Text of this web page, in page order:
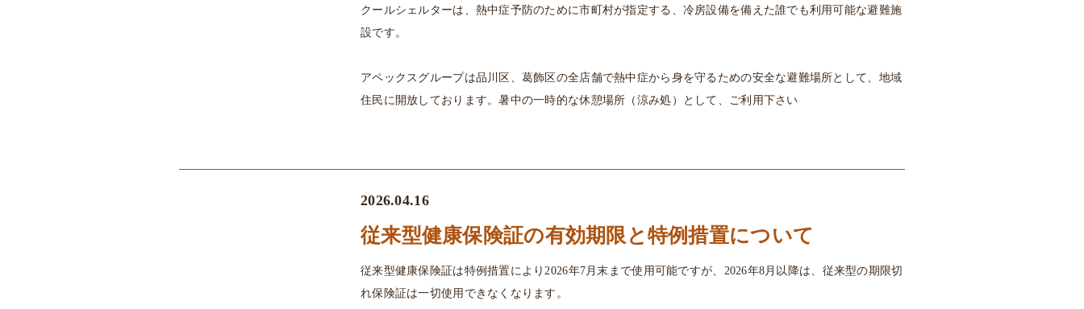
クールシェルターは、熱中症予防のために市町村が指定する、冷房設備を備えた誰でも利用可能な避難施
設です。
アペックスグループは品川区、葛飾区の全店舗で熱中症から身を守るための安全な避難場所として、地域
住民に開放しております。暑中の一時的な休憩場所（涼み処）として、ご利用下さい
2026.04.16
従来型健康保険証の有効期限と特例措置について
従来型健康保険証は特例措置により2026年7月末まで使用可能ですが、2026年8月以降は、従来型の期限切
れ保険証は一切使用できなくなります。